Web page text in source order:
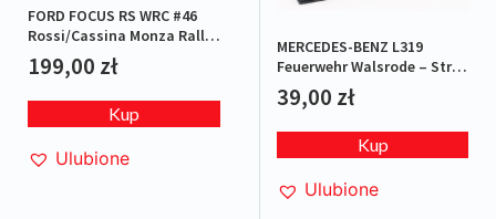
FORD FOCUS RS WRC #46
Rossi/Cassina Monza Rally
2007 L.E.1/1008
199,00 zł
Kup
Ulubione
MERCEDES-BENZ L319
Feuerwehr Walsrode – Straż
pożarna
39,00 zł
Kup
Ulubione